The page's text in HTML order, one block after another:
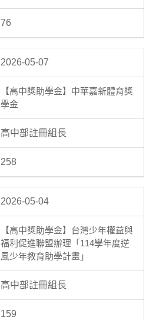
76
2026-05-07
【高中獎助學金】中華嘉新體育獎
學金
高中部註冊組長
258
2026-05-04
【高中獎助學金】台灣少年權益與
福利促進聯盟辦理「114學年度逆
風少年教育助學計畫」
高中部註冊組長
159